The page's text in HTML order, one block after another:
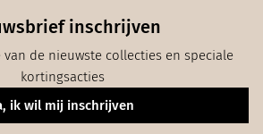
inschrijven
de nieuwste collecties en speciale
kortingsacties
ik wil mij inschrijven